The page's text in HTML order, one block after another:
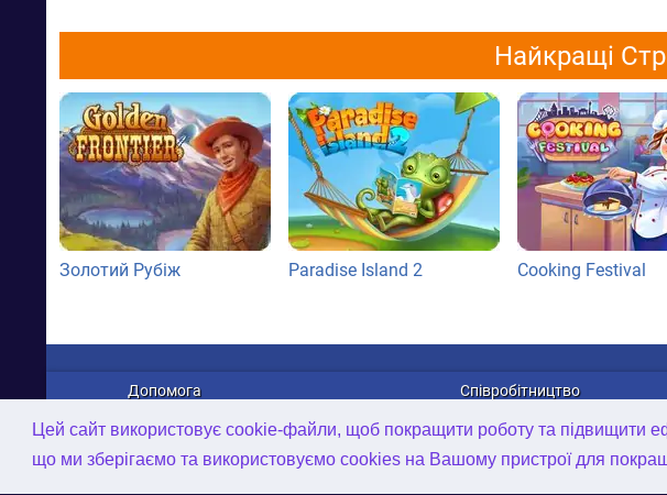
Цей сайт використовує cookie-файли, щоб покращити роботу та підвищити
що ми зберігаємо та використовуємо cookies на Вашому пристрої для
Найкращі
Золотий Рубіж Paradise Island 2 Cooking Festival
Допомога
Політика конфіденційності
Співробітництво
Реклама
Робота в компанії